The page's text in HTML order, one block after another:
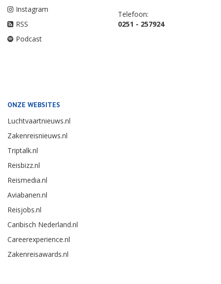
Instagram
RSS
Podcast
Telefoon:
0251 - 257924
ONZE WEBSITES
Luchtvaartnieuws.nl
Zakenreisnieuws.nl
Triptalk.nl
Reisbizz.nl
Reismedia.nl
Aviabanen.nl
Reisjobs.nl
Caribisch Nederland.nl
Careerexperience.nl
Zakenreisawards.nl